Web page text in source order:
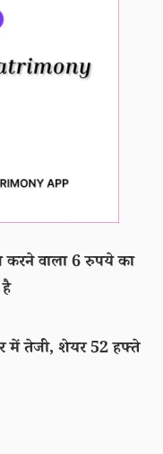
वाला 6 रुपये का
में तेजी, शेयर 52 हफ्ते